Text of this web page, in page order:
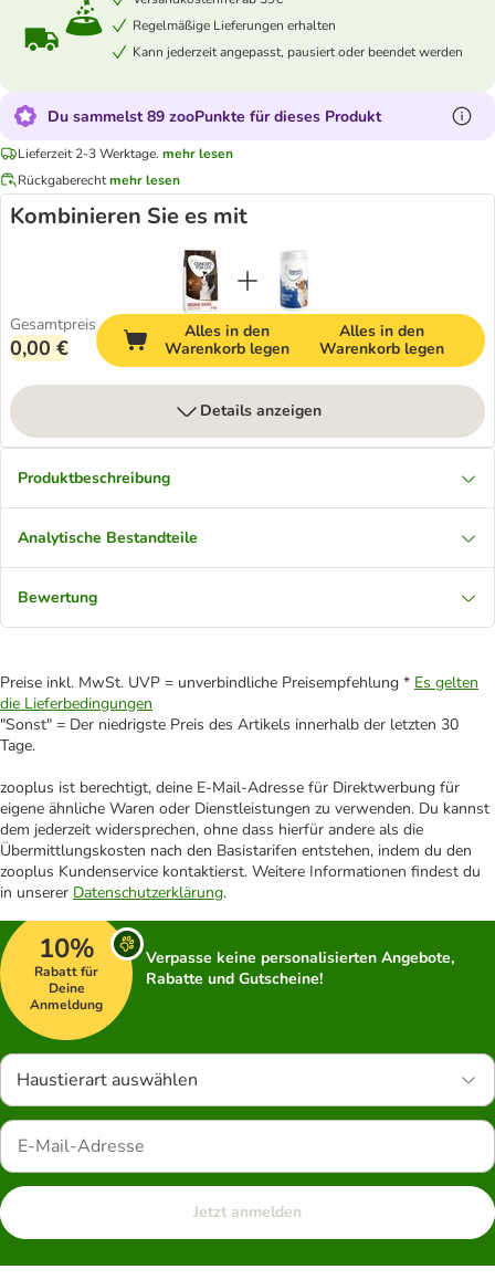
Regelmäßige Lieferungen erhalten
Kann jederzeit angepasst, pausiert oder beendet werden
Du sammelst 89 zooPunkte für dieses Produkt
Lieferzeit 2-3 Werktage. mehr lesen
Rückgaberechtmehr lesen
Kombinieren Sie es mit
Gesamtpreis
0,00 €
Alles in den
Warenkorb legen
Alles in den
Warenkorb legen
Details anzeigen
Produktbeschreibung
Analytische Bestandteile
Bewertung
Preise inkl. MwSt. UVP = unverbindliche Preisempfehlung * Es gelten
die Lieferbedingungen
"Sonst" = Der niedrigste Preis des Artikels innerhalb der letzten 30
Tage.
zooplus ist berechtigt, deine E-Mail-Adresse für Direktwerbung für
eigene ähnliche Waren oder Dienstleistungen zu verwenden. Du kannst
dem jederzeit widersprechen, ohne dass hierfür andere als die
Übermittlungskosten nach den Basistarifen entstehen, indem du den
zooplus Kundenservice kontaktierst. Weitere Informationen findest du
in unserer Datenschutzerklärung.
10%
Rabatt für
Deine
Anmeldung
Verpasse keine personalisierten Angebote,
Rabatte und Gutscheine!
Haustierart auswählen
Jetzt anmelden